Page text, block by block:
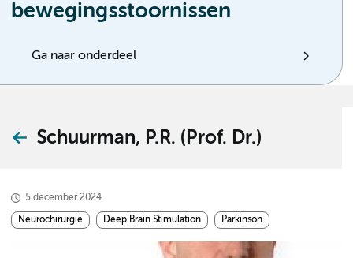
bewegingsstoornissen
Ga naar onderdeel
Schuurman, P.R. (Prof. Dr.)
5 december 2024
Neurochirurgie Deep Brain Stimulation Parkinson